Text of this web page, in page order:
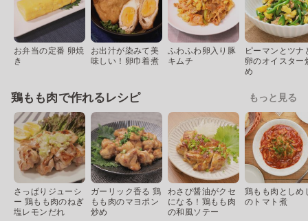
お弁当の定番 卵焼
き
お出汁が染みて美
味しい！卵巾着煮
ふわふわ卵入り豚
キムチ
ピーマンとツナ
卵のオイスター
め
鶏もも肉で作れるレシピ もっと見る
さっぱりジューシ
ー 鶏もも肉のねぎ
塩レモンだれ
ガーリック香る 鶏
もも肉のマヨポン
炒め
わさび醤油がクセ
になる！鶏もも肉
の和風ソテー
鶏もも肉としめ
のトマト煮